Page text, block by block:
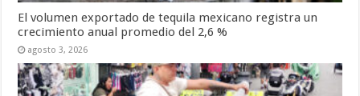
El volumen exportado de tequila mexicano registra un
crecimiento anual promedio del 2,6 %
agosto 3, 2026